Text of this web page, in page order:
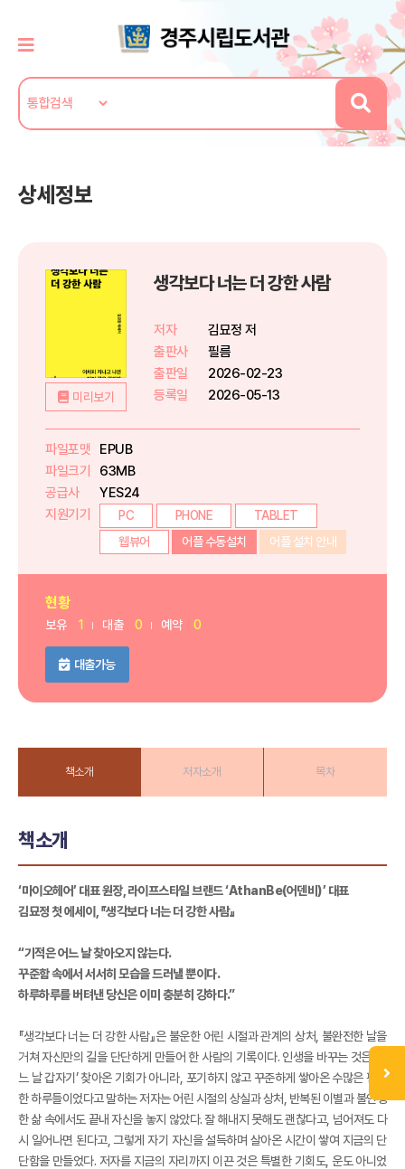
상세정보
미리보기
생각보다 너는 더 강한 사람
저자
김묘정 저
출판사
필름
출판일
2026-02-23
등록일
2026-05-13
파일포맷
EPUB
파일크기
63MB
공급사
YES24
지원기기
PC PHONE
TABLET
웹뷰어
어플 수동설치 어플 설치 안내
현황
보유 1 대출 0 예약 0
대출가능
책소개 저자소개 목차
책소개
‘마이오헤어’ 대표 원장, 라이프스타일 브랜드 ‘AthanBe(어덴비)’ 대표
김묘정 첫 에세이, 『생각보다 너는 더 강한 사람』
“기적은 어느 날 찾아오지 않는다.
꾸준함 속에서 서서히 모습을 드러낼 뿐이다.
하루하루를 버텨낸 당신은 이미 충분히 강하다.”
『생각보다 너는 더 강한 사람』은 불운한 어린 시절과 관계의 상처, 불완전한 날을
거쳐 자신만의 길을 단단하게 만들어 한 사람의 기록이다. 인생을 바꾸는 것은 ‘어
느 날 갑자기’ 찾아온 기회가 아니라, 포기하지 않고 꾸준하게 쌓아온 수많은 평범
한 하루들이었다고 말하는 저자는 어린 시절의 상실과 상처, 반복된 이별과 불안정
한 삶 속에서도 끝내 자신을 놓지 않았다. 잘 해내지 못해도 괜찮다고, 넘어져도 다
시 일어나면 된다고, 그렇게 자기 자신을 설득하며 살아온 시간이 쌓여 지금의 단
단함을 만들었다. 저자를 지금의 자리까지 이끈 것은 특별한 기회도, 운도 아니었